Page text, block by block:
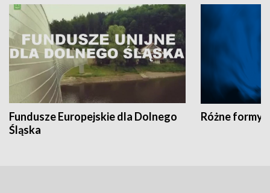
Fundusze Europejskie dla Dolnego
Śląska
Różne formy